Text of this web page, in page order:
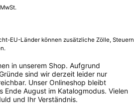
EU-Länder können zusätzliche Zölle, Steuern
in unserem Shop. Aufgrund
sind wir derzeit leider nur
Unser Onlineshop bleibt
Ende August im Katalogmodus. Vielen
und Ihr Verständnis.